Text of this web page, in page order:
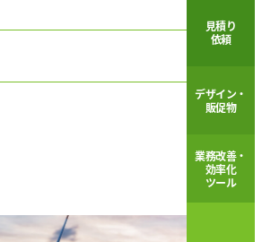
見積り
依頼
デザイン・
販促物
業務改善・
効率化
ツール